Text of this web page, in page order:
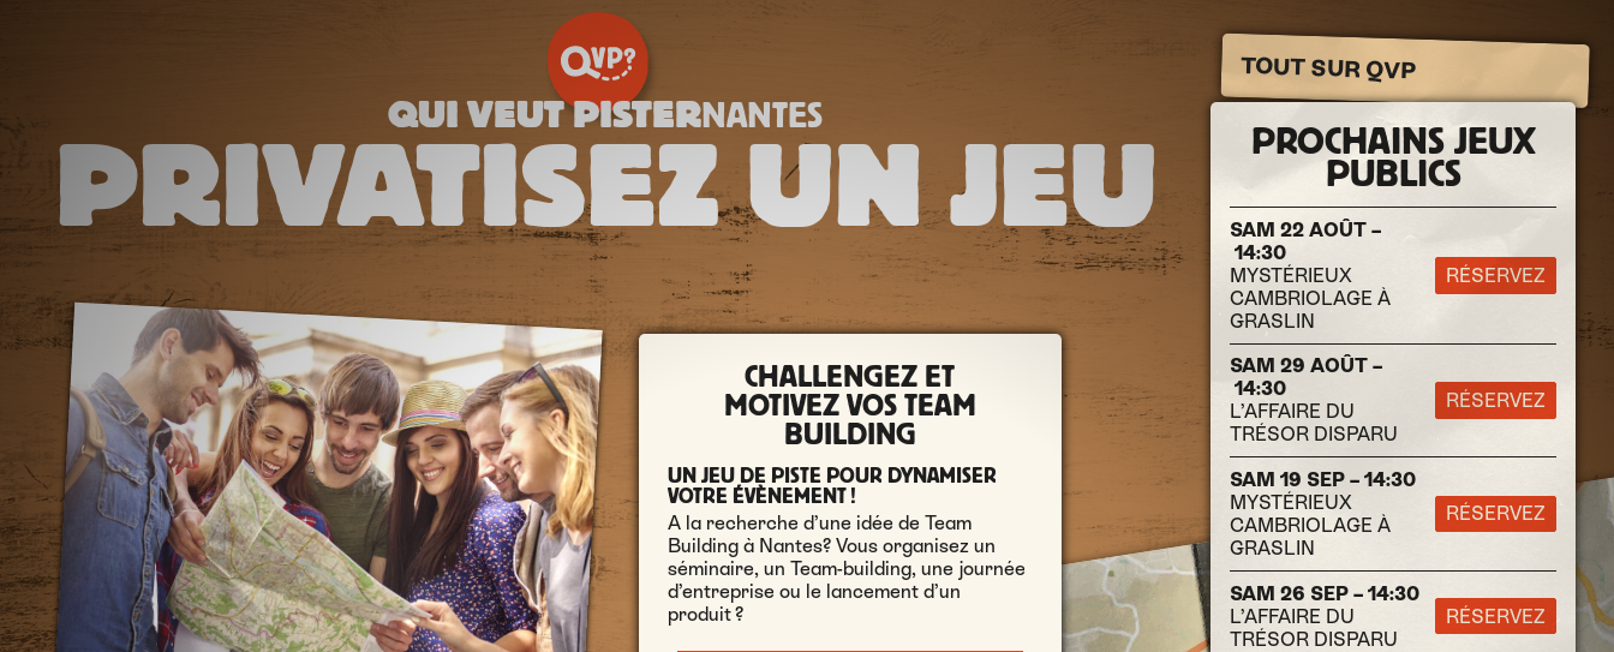
QUI VEUT PISTERNANTES
TOUT SUR QVP
PROCHAINS JEUX
PUBLICS
SAM 22 AOÛT –
14:30
MYSTÉRIEUX
CAMBRIOLAGE À
GRASLIN
RÉSERVEZ
SAM 29 AOÛT –
14:30
L’AFFAIRE DU
TRÉSOR DISPARU
RÉSERVEZ
SAM 19 SEP – 14:30
MYSTÉRIEUX
CAMBRIOLAGE À
GRASLIN
RÉSERVEZ
SAM 26 SEP – 14:30
L’AFFAIRE DU
TRÉSOR DISPARU
RÉSERVEZ
PRIVATISEZ UN JEU
CHALLENGEZ ET
MOTIVEZ VOS TEAM
BUILDING
UN JEU DE PISTE POUR DYNAMISER
VOTRE ÉVÈNEMENT !
A la recherche d’une idée de Team
Building à Nantes? Vous organisez un
séminaire, un Team-building, une journée
d’entreprise ou le lancement d’un
produit ?